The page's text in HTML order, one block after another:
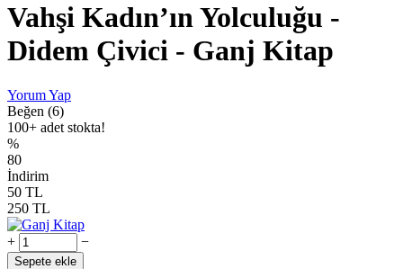
Vahşi Kadın’ın Yolculuğu -
Didem Çivici - Ganj Kitap
Yorum Yap
Beğen (6)
100+ adet stokta!
%
80
İndirim
50 TL
250 TL
+ −
Sepete ekle